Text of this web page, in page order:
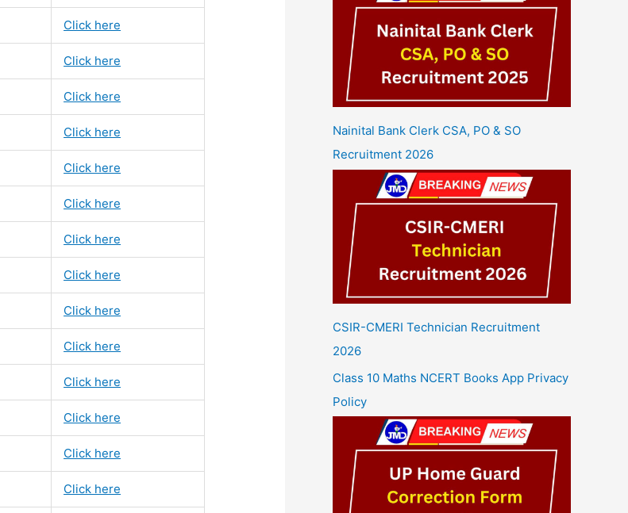
Click here
Click here
Click here
Click here
Click here
Click here
Click here
Click here
Click here
Click here
Click here
Click here
Click here
Click here
Nainital Bank Clerk CSA, PO & SO
Recruitment 2026
CSIR-CMERI Technician Recruitment
2026
Class 10 Maths NCERT Books App Privacy
Policy